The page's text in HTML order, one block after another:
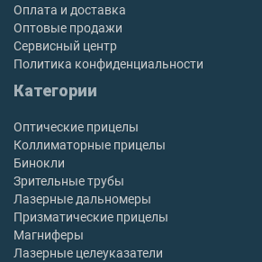
Оплата и доставка
Оптовые продажи
Сервисный центр
Политика конфиденциальности
Категории
Оптические прицелы
Коллиматорные прицелы
Бинокли
Зрительные трубы
Лазерные дальномеры
Призматические прицелы
Магниферы
Лазерные целеуказатели